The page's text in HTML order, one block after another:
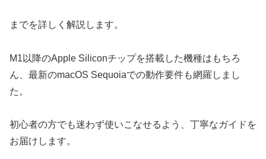
までを詳しく解説します。
M1以降のApple Siliconチップを搭載した機種はもちろ
ん、最新のmacOS Sequoiaでの動作要件も網羅しまし
た。
初心者の方でも迷わず使いこなせるよう、丁寧なガイドを
お届けします。